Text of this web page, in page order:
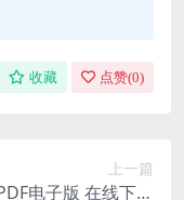
收藏 点赞(0)
上一篇
电子版 在线下载